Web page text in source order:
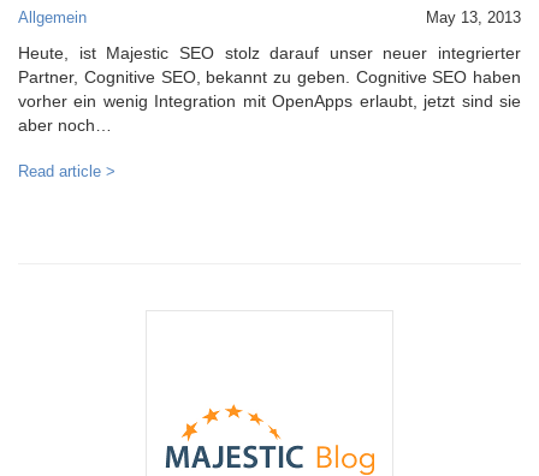
Allgemein May 13, 2013
Heute, ist Majestic SEO stolz darauf unser neuer integrierter
Partner, Cognitive SEO, bekannt zu geben. Cognitive SEO haben
vorher ein wenig Integration mit OpenApps erlaubt, jetzt sind sie
aber noch…
Read article >